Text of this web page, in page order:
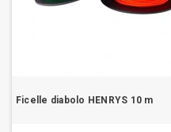
Ficelle diabolo HENRYS 10 m